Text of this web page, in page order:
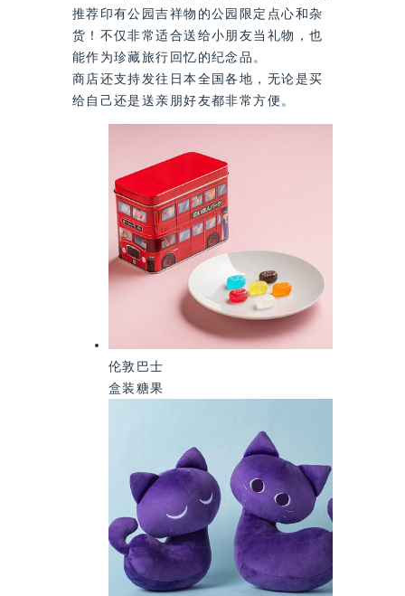
推荐印有公园吉祥物的公园限定点心和杂
货！不仅非常适合送给小朋友当礼物，也
能作为珍藏旅行回忆的纪念品。
商店还支持发往日本全国各地，无论是买
给自己还是送亲朋好友都非常方便。
伦敦巴士
盒装糖果